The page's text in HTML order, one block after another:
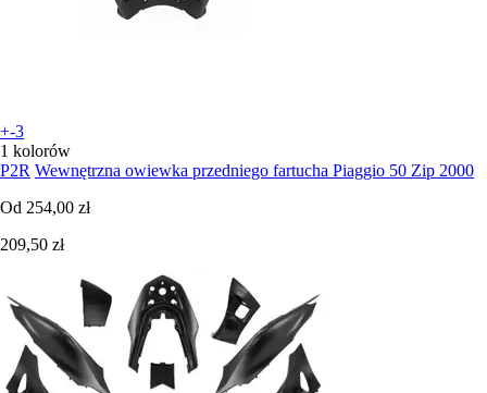
+-3
1 kolorów
P2R Wewnętrzna owiewka przedniego fartucha Piaggio 50 Zip 2000
Od 254,00 zł
209,50 zł